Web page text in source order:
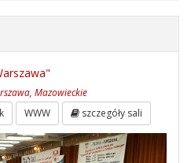
Mazowieckie
WWW szczegóły sali